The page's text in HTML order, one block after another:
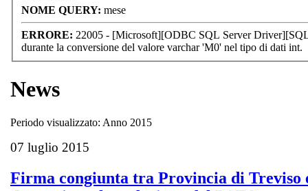
NOME QUERY: mese
ERRORE: 22005 - [Microsoft][ODBC SQL Server
durante la conversione del valore varchar 'M0' nel tipo di dati int.
News
Periodo visualizzato: Anno 2015
07 luglio 2015
Firma congiunta tra Provincia di Treviso